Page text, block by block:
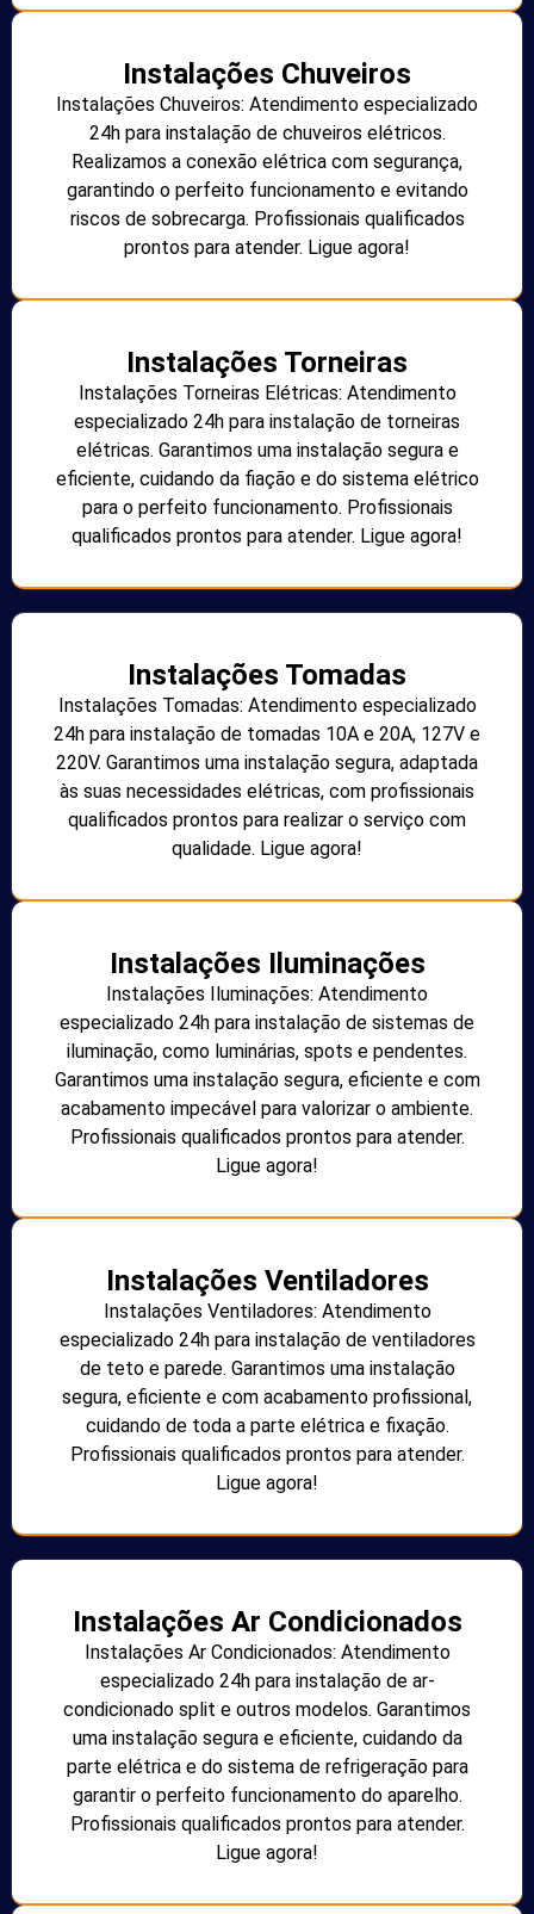
Instalações Chuveiros
Instalações Chuveiros: Atendimento especializado
24h para instalação de chuveiros elétricos.
Realizamos a conexão elétrica com segurança,
garantindo o perfeito funcionamento e evitando
riscos de sobrecarga. Profissionais qualificados
prontos para atender. Ligue agora!
Instalações Torneiras
Instalações Torneiras Elétricas: Atendimento
especializado 24h para instalação de torneiras
elétricas. Garantimos uma instalação segura e
eficiente, cuidando da fiação e do sistema elétrico
para o perfeito funcionamento. Profissionais
qualificados prontos para atender. Ligue agora!
Instalações Tomadas
Instalações Tomadas: Atendimento especializado
24h para instalação de tomadas 10A e 20A, 127V e
220V. Garantimos uma instalação segura, adaptada
às suas necessidades elétricas, com profissionais
qualificados prontos para realizar o serviço com
qualidade. Ligue agora!
Instalações Iluminações
Instalações Iluminações: Atendimento
especializado 24h para instalação de sistemas de
iluminação, como luminárias, spots e pendentes.
Garantimos uma instalação segura, eficiente e com
acabamento impecável para valorizar o ambiente.
Profissionais qualificados prontos para atender.
Ligue agora!
Instalações Ventiladores
Instalações Ventiladores: Atendimento
especializado 24h para instalação de ventiladores
de teto e parede. Garantimos uma instalação
segura, eficiente e com acabamento profissional,
cuidando de toda a parte elétrica e fixação.
Profissionais qualificados prontos para atender.
Ligue agora!
Instalações Ar Condicionados
Instalações Ar Condicionados: Atendimento
especializado 24h para instalação de ar-
condicionado split e outros modelos. Garantimos
uma instalação segura e eficiente, cuidando da
parte elétrica e do sistema de refrigeração para
garantir o perfeito funcionamento do aparelho.
Profissionais qualificados prontos para atender.
Ligue agora!